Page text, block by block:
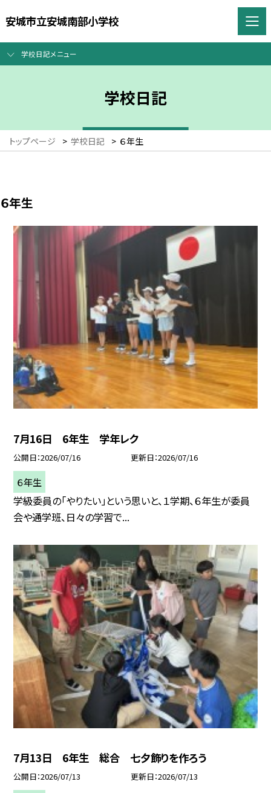
安城市立安城南部小学校
学校日記メニュー
学校日記
トップページ > 学校日記 > ６年生
６年生
7月16日 6年生 学年レク
公開日 2026/07/16 更新日 2026/07/16
６年生
学級委員の「やりたい」という思いと、１学期、６年生が委員
会や通学班、日々の学習で...
7月13日 6年生 総合 七夕飾りを作ろう
公開日 2026/07/13 更新日 2026/07/13